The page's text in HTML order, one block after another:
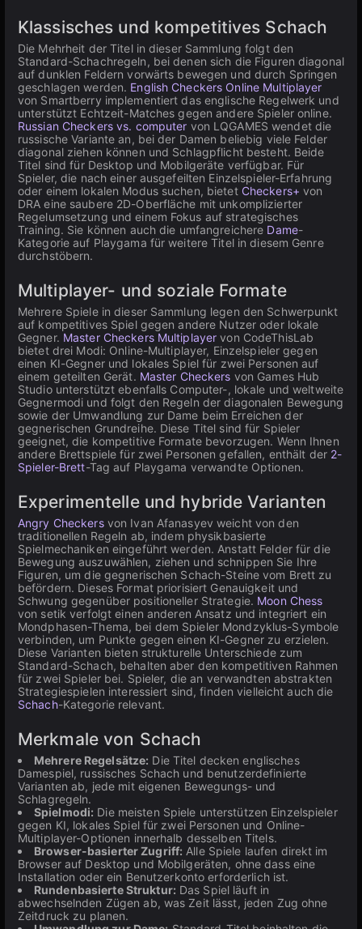
Klassisches und kompetitives Schach
Die Mehrheit der Titel in dieser Sammlung folgt den
Standard-Schachregeln, bei denen sich die Figuren diagonal
auf dunklen Feldern vorwärts bewegen und durch Springen
geschlagen werden. English Checkers Online Multiplayer
von Smartberry implementiert das englische Regelwerk und
unterstützt Echtzeit-Matches gegen andere Spieler online.
Russian Checkers vs. computer von LQGAMES wendet die
russische Variante an, bei der Damen beliebig viele Felder
diagonal ziehen können und Schlagpflicht besteht. Beide
Titel sind für Desktop und Mobilgeräte verfügbar. Für
Spieler, die nach einer ausgefeilten Einzelspieler-Erfahrung
oder einem lokalen Modus suchen, bietet Checkers+ von
DRA eine saubere 2D-Oberfläche mit unkomplizierter
Regelumsetzung und einem Fokus auf strategisches
Training. Sie können auch die umfangreichere Dame-
Kategorie auf Playgama für weitere Titel in diesem Genre
durchstöbern.
Multiplayer- und soziale Formate
Mehrere Spiele in dieser Sammlung legen den Schwerpunkt
auf kompetitives Spiel gegen andere Nutzer oder lokale
Gegner. Master Checkers Multiplayer von CodeThisLab
bietet drei Modi: Online-Multiplayer, Einzelspieler gegen
einen KI-Gegner und lokales Spiel für zwei Personen auf
einem geteilten Gerät. Master Checkers von Games Hub
Studio unterstützt ebenfalls Computer-, lokale und weltweite
Gegnermodi und folgt den Regeln der diagonalen Bewegung
sowie der Umwandlung zur Dame beim Erreichen der
gegnerischen Grundreihe. Diese Titel sind für Spieler
geeignet, die kompetitive Formate bevorzugen. Wenn Ihnen
andere Brettspiele für zwei Personen gefallen, enthält der 2-
Spieler-Brett-Tag auf Playgama verwandte Optionen.
Experimentelle und hybride Varianten
Angry Checkersvon Ivan Afanasyev weicht von den
traditionellen Regeln ab, indem physikbasierte
Spielmechaniken eingeführt werden. Anstatt Felder für die
Bewegung auszuwählen, ziehen und schnippen Sie Ihre
Figuren, um die gegnerischen Schach-Steine vom Brett zu
befördern. Dieses Format priorisiert Genauigkeit und
Schwung gegenüber positioneller Strategie. Moon Chess
von setik verfolgt einen anderen Ansatz und integriert ein
Mondphasen-Thema, bei dem Spieler Mondzyklus-Symbole
verbinden, um Punkte gegen einen KI-Gegner zu erzielen.
Diese Varianten bieten strukturelle Unterschiede zum
Standard-Schach, behalten aber den kompetitiven Rahmen
für zwei Spieler bei. Spieler, die an verwandten abstrakten
Strategiespielen interessiert sind, finden vielleicht auch die
Schach-Kategorie relevant.
Merkmale von Schach
Mehrere Regelsätze: Die Titel decken englisches
Damespiel, russisches Schach und benutzerdefinierte
Varianten ab, jede mit eigenen Bewegungs- und
Schlagregeln.
Spielmodi: Die meisten Spiele unterstützen Einzelspieler
gegen KI, lokales Spiel für zwei Personen und Online-
Multiplayer-Optionen innerhalb desselben Titels.
Browser-basierter Zugriff: Alle Spiele laufen direkt im
Browser auf Desktop und Mobilgeräten, ohne dass eine
Installation oder ein Benutzerkonto erforderlich ist.
Rundenbasierte Struktur: Das Spiel läuft in
abwechselnden Zügen ab, was Zeit lässt, jeden Zug ohne
Zeitdruck zu planen.